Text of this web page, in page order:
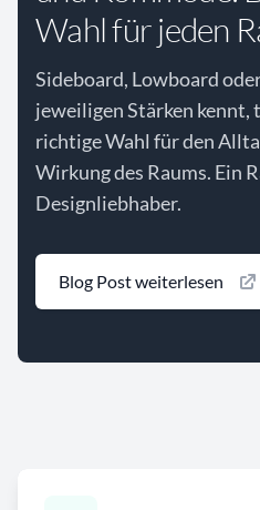
Wahl für jeden
Sideboard, Lowboard
jeweiligen Stärken
richtige Wahl für den
Wirkung des Raums. Ein
Designliebhaber.
Blog Post weiterlesen